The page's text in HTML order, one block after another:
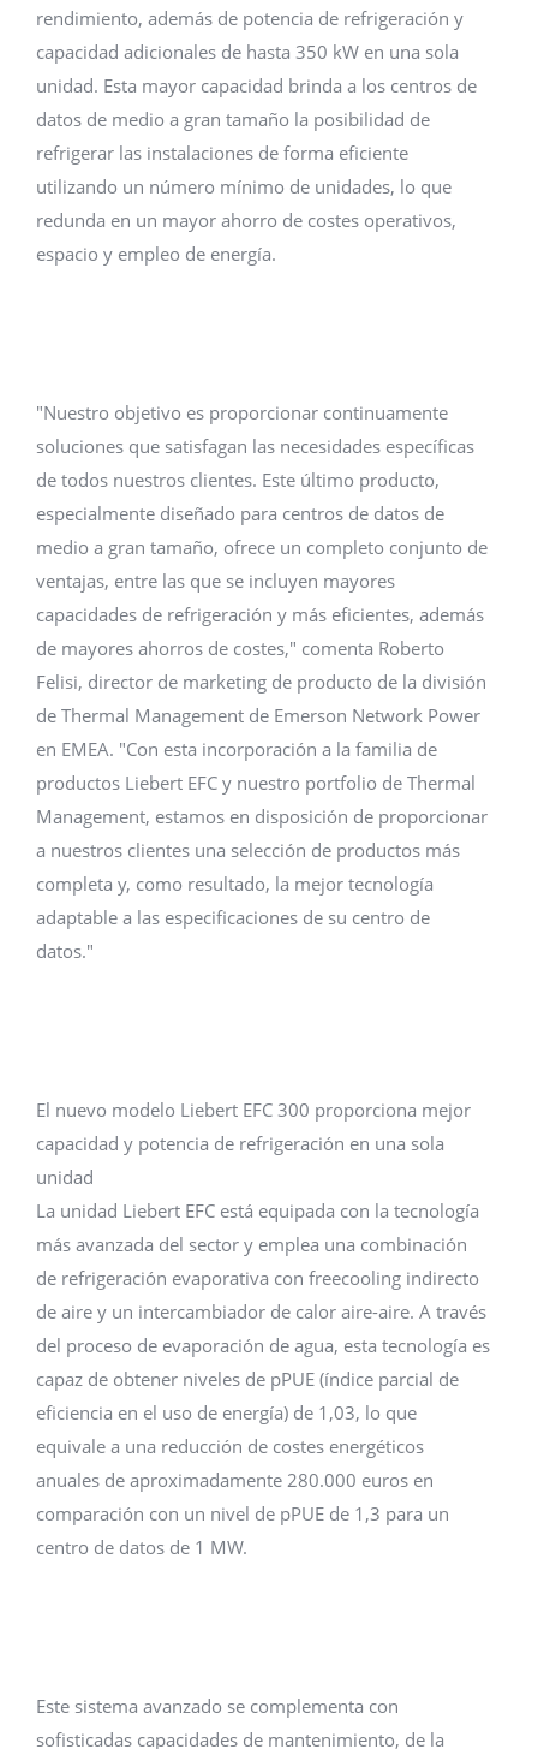
rendimiento, además de potencia de refrigeración y
capacidad adicionales de hasta 350 kW en una sola
unidad. Esta mayor capacidad brinda a los centros de
datos de medio a gran tamaño la posibilidad de
refrigerar las instalaciones de forma eficiente
utilizando un número mínimo de unidades, lo que
redunda en un mayor ahorro de costes operativos,
espacio y empleo de energía.
"Nuestro objetivo es proporcionar continuamente
soluciones que satisfagan las necesidades específicas
de todos nuestros clientes. Este último producto,
especialmente diseñado para centros de datos de
medio a gran tamaño, ofrece un completo conjunto de
ventajas, entre las que se incluyen mayores
capacidades de refrigeración y más eficientes, además
de mayores ahorros de costes," comenta Roberto
Felisi, director de marketing de producto de la división
de Thermal Management de Emerson Network Power
en EMEA. "Con esta incorporación a la familia de
productos Liebert EFC y nuestro portfolio de Thermal
Management, estamos en disposición de proporcionar
a nuestros clientes una selección de productos más
completa y, como resultado, la mejor tecnología
adaptable a las especificaciones de su centro de
datos."
El nuevo modelo Liebert EFC 300 proporciona mejor
capacidad y potencia de refrigeración en una sola
unidad
La unidad Liebert EFC está equipada con la tecnología
más avanzada del sector y emplea una combinación
de refrigeración evaporativa con freecooling indirecto
de aire y un intercambiador de calor aire-aire. A través
del proceso de evaporación de agua, esta tecnología es
capaz de obtener niveles de pPUE (índice parcial de
eficiencia en el uso de energía) de 1,03, lo que
equivale a una reducción de costes energéticos
anuales de aproximadamente 280.000 euros en
comparación con un nivel de pPUE de 1,3 para un
centro de datos de 1 MW.
Este sistema avanzado se complementa con
sofisticadas capacidades de mantenimiento, de la